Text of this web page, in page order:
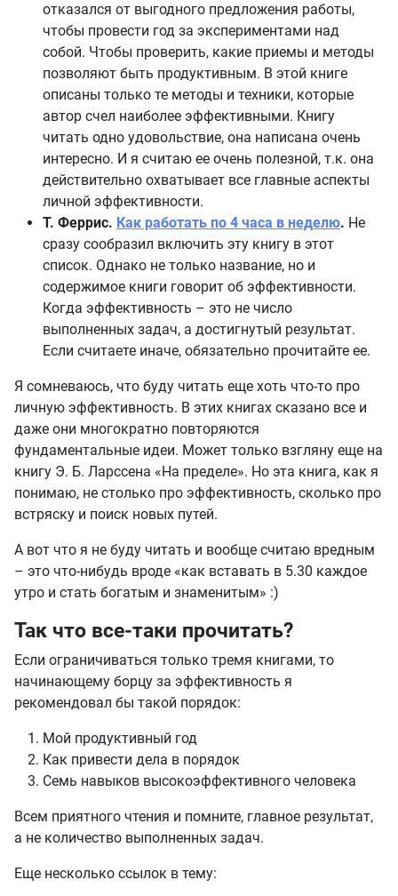
отказался от выгодного предложения работы,
чтобы провести год за экспериментами над
собой. Чтобы проверить, какие приемы и методы
позволяют быть продуктивным. В этой книге
описаны только те методы и техники, которые
автор счел наиболее эффективными. Книгу
читать одно удовольствие, она написана очень
интересно. И я считаю ее очень полезной, т.к. она
действительно охватывает все главные аспекты
личной эффективности.
Т. Феррис. Как работать по 4 часа в неделю. Не
сразу сообразил включить эту книгу в этот
список. Однако не только название, но и
содержимое книги говорит об эффективности.
Когда эффективность – это не число
выполненных задач, а достигнутый результат.
Если считаете иначе, обязательно прочитайте ее.
Я сомневаюсь, что буду читать еще хоть что-то про
личную эффективность. В этих книгах сказано все и
даже они многократно повторяются
фундаментальные идеи. Может только взгляну еще на
книгу Э. Б. Ларссена «На пределе». Но эта книга, как я
понимаю, не столько про эффективность, сколько про
встряску и поиск новых путей.
А вот что я не буду читать и вообще считаю вредным
– это что-нибудь вроде «как вставать в 5.30 каждое
утро и стать богатым и знаменитым» :)
Так что все-таки прочитать?
Если ограничиваться только тремя книгами, то
начинающему борцу за эффективность я
рекомендовал бы такой порядок:
Мой продуктивный год
Как привести дела в порядок
Семь навыков высокоэффективного человека
Всем приятного чтения и помните, главное результат,
а не количество выполненных задач.
Еще несколько ссылок в тему: